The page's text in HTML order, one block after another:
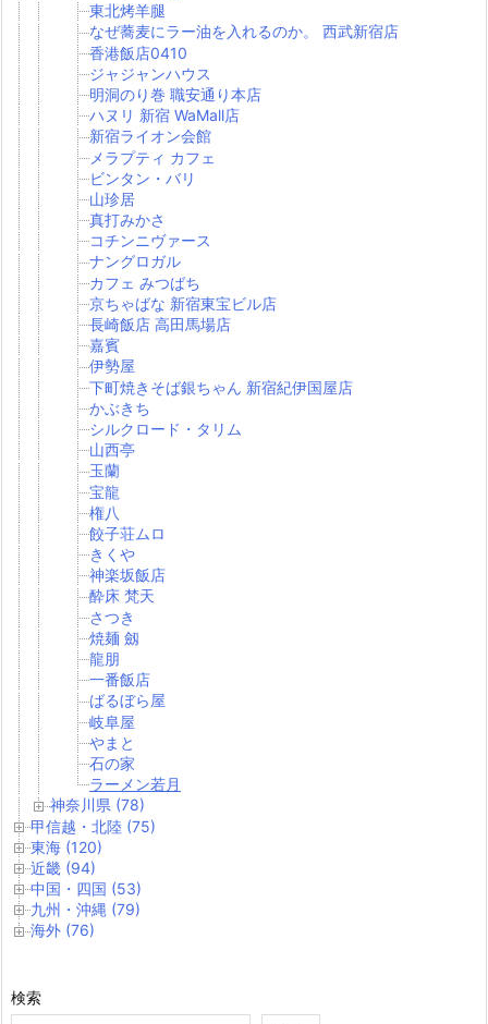
東北烤羊腿
なぜ蕎麦にラー油を入れるのか。 西武新宿店
香港飯店0410
ジャジャンハウス
明洞のり巻 職安通り本店
ハヌリ 新宿 WaMall店
新宿ライオン会館
メラプティ カフェ
ビンタン・バリ
山珍居
真打みかさ
コチンニヴァース
ナングロガル
カフェ みつばち
京ちゃばな 新宿東宝ビル店
長崎飯店 高田馬場店
嘉賓
伊勢屋
下町焼きそば銀ちゃん 新宿紀伊国屋店
かぶきち
シルクロード・タリム
山西亭
玉蘭
宝龍
権八
餃子荘ムロ
きくや
神楽坂飯店
酔床 梵天
さつき
焼麺 劔
龍朋
一番飯店
ばるぼら屋
岐阜屋
やまと
石の家
ラーメン若月
神奈川県 (78)
甲信越・北陸 (75)
東海 (120)
近畿 (94)
中国・四国 (53)
九州・沖縄 (79)
海外 (76)
検索